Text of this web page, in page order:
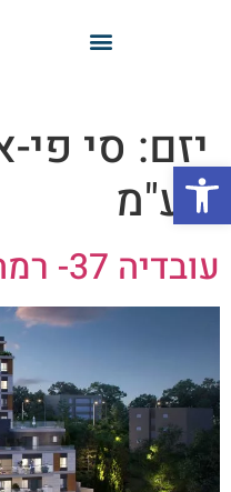
פתח סרגל נגישות
יזם: סי
בע"מ
עובדיה 37- רמת התשבי